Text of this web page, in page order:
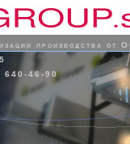
производства от
640-46-90